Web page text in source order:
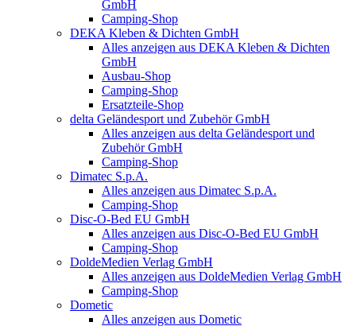
GmbH
Camping-Shop
DEKA Kleben & Dichten GmbH
Alles anzeigen aus DEKA Kleben & Dichten
GmbH
Ausbau-Shop
Camping-Shop
Ersatzteile-Shop
delta Geländesport und Zubehör GmbH
Alles anzeigen aus delta Geländesport und
Zubehör GmbH
Camping-Shop
Dimatec S.p.A.
Alles anzeigen aus Dimatec S.p.A.
Camping-Shop
Disc-O-Bed EU GmbH
Alles anzeigen aus Disc-O-Bed EU GmbH
Camping-Shop
DoldeMedien Verlag GmbH
Alles anzeigen aus DoldeMedien Verlag GmbH
Camping-Shop
Dometic
Alles anzeigen aus Dometic